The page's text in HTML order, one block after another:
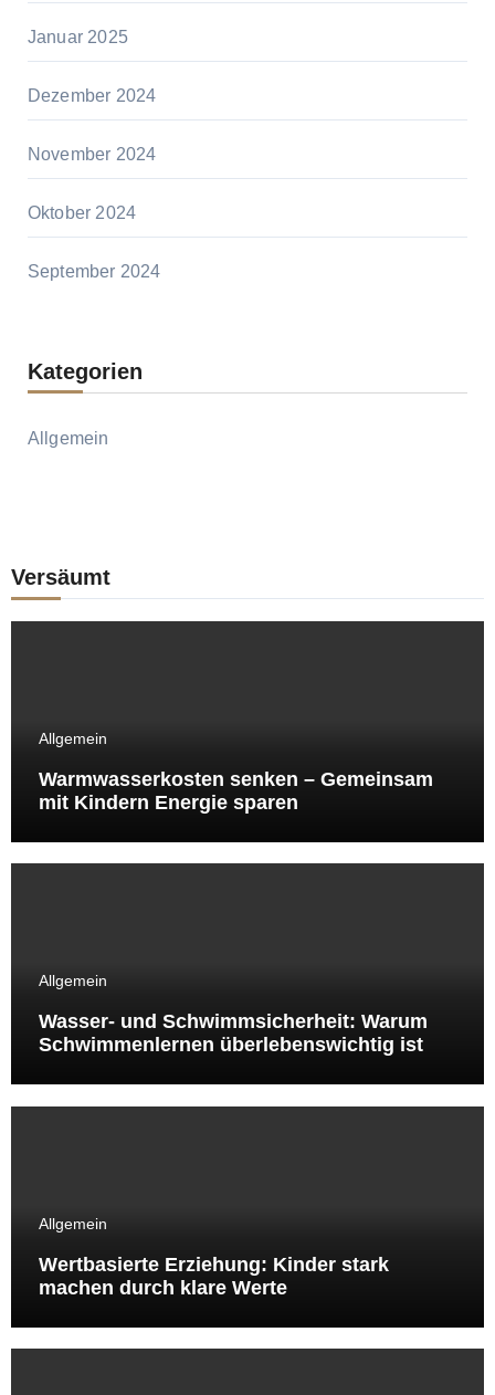
Januar 2025
Dezember 2024
November 2024
Oktober 2024
September 2024
Kategorien
Allgemein
Versäumt
Allgemein
Warmwasserkosten senken – Gemeinsam
mit Kindern Energie sparen
Allgemein
Wasser- und Schwimmsicherheit: Warum
Schwimmenlernen überlebenswichtig ist
Allgemein
Wertbasierte Erziehung: Kinder stark
machen durch klare Werte